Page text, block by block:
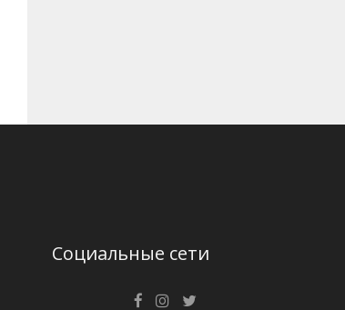
Социальные сети